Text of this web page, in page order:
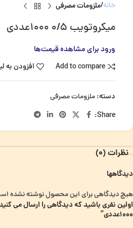
خانه ملزومات مصرفی
میکروتویب 0/5 1000عددی
ورود برای مشاهده قیمت‌ها
Add to compare
افزودن به
دسته:ملزومات مصرفی
Share:
نظرات (0)
دیدگاهها
هیچ دیدگاهی برای این محصول نوشته نشده
1000عددی”